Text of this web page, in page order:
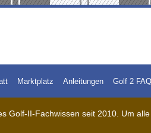
Marktplatz Anleitungen Golf 2 FAQ
Golf-II-Fachwissen seit 2010. Um